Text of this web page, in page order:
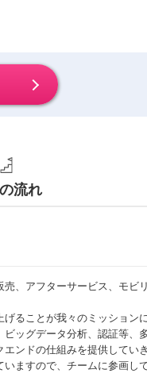
流れ
、アフターサービス、モビ
ることが我々のミッションに
ッグデータ分析、認証等、
ンドの仕組みを提供していき
ますので、チームに参画し